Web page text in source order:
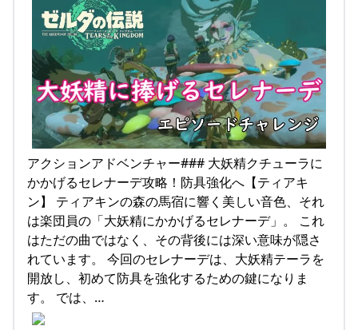
アクションアドベンチャー### 大妖精クチューラに
かかげるセレナーデ攻略！防具強化へ【ティアキ
ン】 ティアキンの森の馬宿に響く美しい音色、それ
は楽団員の「大妖精にかかげるセレナーデ」。 これ
はただの曲ではなく、その背後には深い意味が隠さ
れています。 今回のセレナーデは、大妖精テーラを
開放し、初めて防具を強化するための鍵になりま
す。 では、…